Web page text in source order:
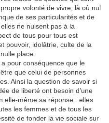
volonté de vivre, là où nul
de ses particularités et de
ne nuisent pas à la
de tous pour tous est
pouvoir, idolâtrie, culte de la
place.
pour conséquence que le
que celui de personnes
Ainsi la question de savoir si
de liberté ont besoin d’une
elle-même sa réponse : elles
les femmes et de tous les
de fonder la vie sociale sur